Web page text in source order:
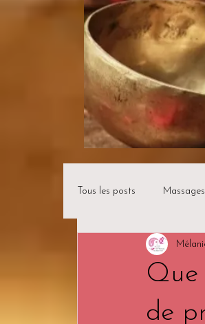
Tous les posts Massages
Que
de